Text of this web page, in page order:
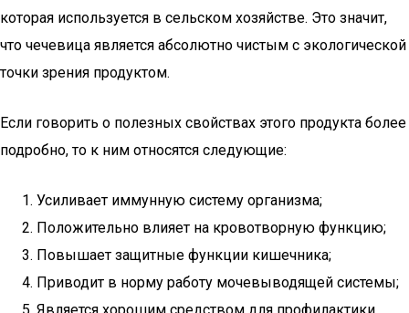
которая используется в сельском хозяйстве. Это значит,
что чечевица является абсолютно чистым с экологической
точки зрения продуктом.
Если говорить о полезных свойствах этого продукта более
подробно, то к ним относятся следующие:
Усиливает иммунную систему организма;
Положительно влияет на кровотворную функцию;
Повышает защитные функции кишечника;
Приводит в норму работу мочевыводящей системы;